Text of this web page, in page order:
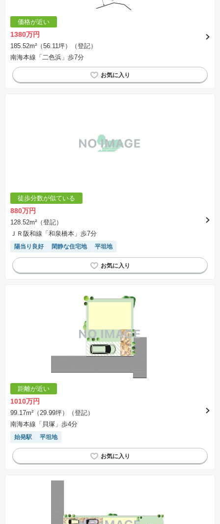
価格が近い
1380万円
185.52m²（56.11坪）（登記）
南海本線「二色浜」歩7分
徒歩分数が似ている
880万円
128.52m²（登記）
ＪＲ阪和線「和泉橋本」歩7分
陽当り良好 閑静な住宅地 平坦地
距離が近い
1010万円
99.17m²（29.99坪）（登記）
南海本線「貝塚」歩4分
始発駅 平坦地